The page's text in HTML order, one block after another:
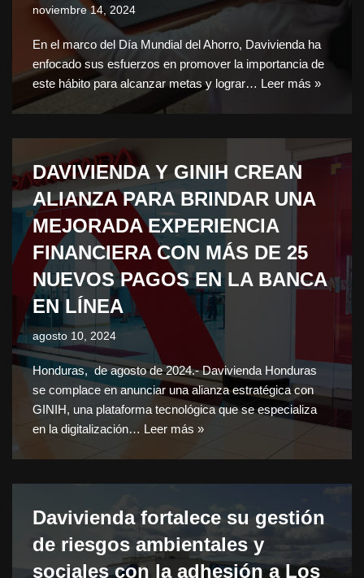
noviembre 14, 2024
En el marco del Día Mundial del Ahorro, Davivienda ha
enfocado sus esfuerzos en promover la importancia de
este hábito para alcanzar metas y lograr… Leer más »
DAVIVIENDA Y GINIH CREAN
ALIANZA PARA BRINDAR UNA
MEJORADA EXPERIENCIA
FINANCIERA CON MÁS DE 25
NUEVOS PAGOS EN LA BANCA
EN LÍNEA
agosto 10, 2024
Honduras, de agosto de 2024.- Davivienda Honduras
se complace en anunciar una alianza estratégica con
GINIH, una plataforma tecnológica que se especializa
en la digitalización… Leer más »
Davivienda fortalece su gestión
de riesgos ambientales y
sociales con la adhesión a Los